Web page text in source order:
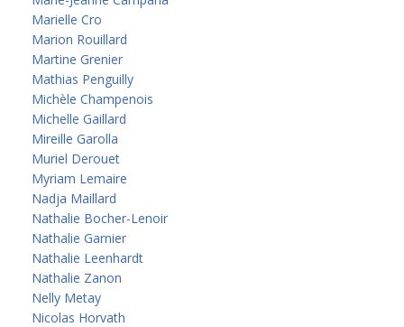
Marielle Cro
Marion Rouillard
Martine Grenier
Mathias Penguilly
Michèle Champenois
Michelle Gaillard
Mireille Garolla
Muriel Derouet
Myriam Lemaire
Nadja Maillard
Nathalie Bocher-Lenoir
Nathalie Garnier
Nathalie Leenhardt
Nathalie Zanon
Nelly Metay
Nicolas Horvath